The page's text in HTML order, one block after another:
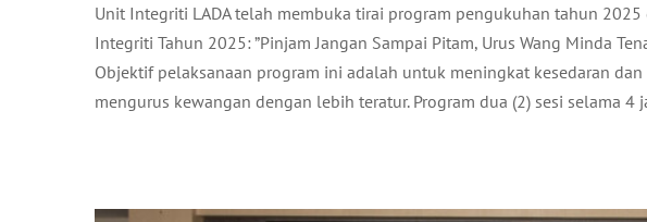
Unit Integriti LADA telah membuka tirai program pengukuhan tahun
Integriti Tahun 2025: ”Pinjam Jangan Sampai Pitam, Urus Wang Minda
Objektif pelaksanaan program ini adalah untuk meningkat kesedaran
mengurus kewangan dengan lebih teratur. Program dua (2) sesi selama 4
MAJLIS MENANDATANGANI PENERIMAAN
PENGURUSAN PEMBANGUNAN